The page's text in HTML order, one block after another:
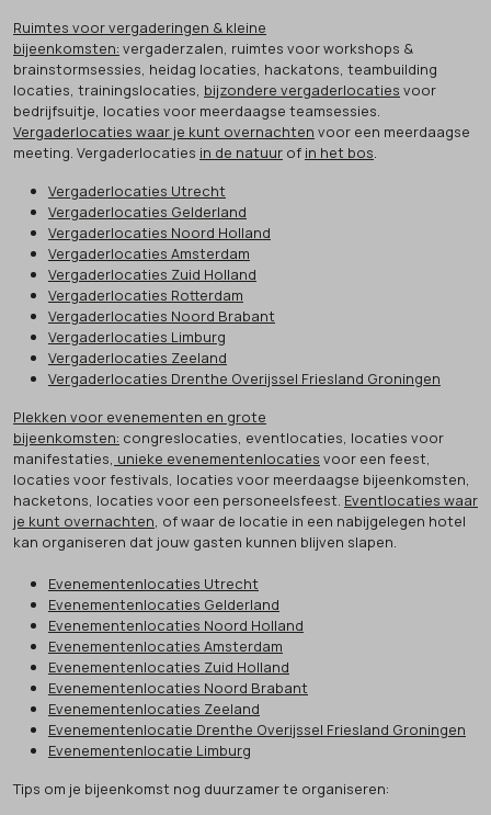
Ruimtes voor vergaderingen & kleine
bijeenkomsten: vergaderzalen, ruimtes voor workshops &
brainstormsessies, heidag locaties, hackatons, teambuilding
locaties, trainingslocaties, bijzondere vergaderlocaties voor
bedrijfsuitje, locaties voor meerdaagse teamsessies.
Vergaderlocaties waar je kunt overnachten voor een meerdaagse
meeting. Vergaderlocaties in de natuur of in het bos.
Vergaderlocaties Utrecht
Vergaderlocaties Gelderland
Vergaderlocaties Noord Holland
Vergaderlocaties Amsterdam
Vergaderlocaties Zuid Holland
Vergaderlocaties Rotterdam
Vergaderlocaties Noord Brabant
Vergaderlocaties Limburg
Vergaderlocaties Zeeland
Vergaderlocaties Drenthe Overijssel Friesland Groningen
Plekken voor evenementen en grote
bijeenkomsten: congreslocaties, eventlocaties, locaties voor
manifestaties, unieke evenementenlocaties voor een feest,
locaties voor festivals, locaties voor meerdaagse bijeenkomsten,
hacketons, locaties voor een personeelsfeest. Eventlocaties waar
je kunt overnachten, of waar de locatie in een nabijgelegen hotel
kan organiseren dat jouw gasten kunnen blijven slapen.
Evenementenlocaties Utrecht
Evenementenlocaties Gelderland
Evenementenlocaties Noord Holland
Evenementenlocaties Amsterdam
Evenementenlocaties Zuid Holland
Evenementenlocaties Noord Brabant
Evenementenlocaties Zeeland
Evenementenlocatie Drenthe Overijssel Friesland Groningen
Evenementenlocatie Limburg
Tips om je bijeenkomst nog duurzamer te organiseren: